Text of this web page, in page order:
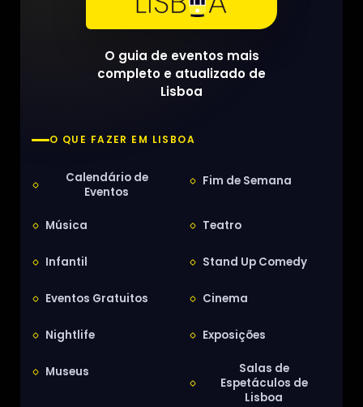
O guia de eventos mais
completo e atualizado de
Lisboa
O QUE FAZER EM LISBOA
Calendário de
Eventos
Fim de Semana
Música Teatro
Infantil Stand Up Comedy
Eventos Gratuitos Cinema
Nightlife Exposições
Museus
Salas de
Espetáculos de
Lisboa